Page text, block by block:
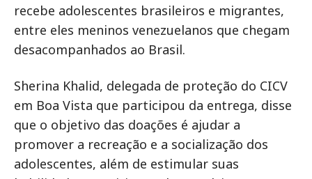
recebe adolescentes brasileiros e migrantes,
entre eles meninos venezuelanos que chegam
desacompanhados ao Brasil.
Sherina Khalid, delegada de proteção do CICV
em Boa Vista que participou da entrega, disse
que o objetivo das doações é ajudar a
promover a recreação e a socialização dos
adolescentes, além de estimular suas